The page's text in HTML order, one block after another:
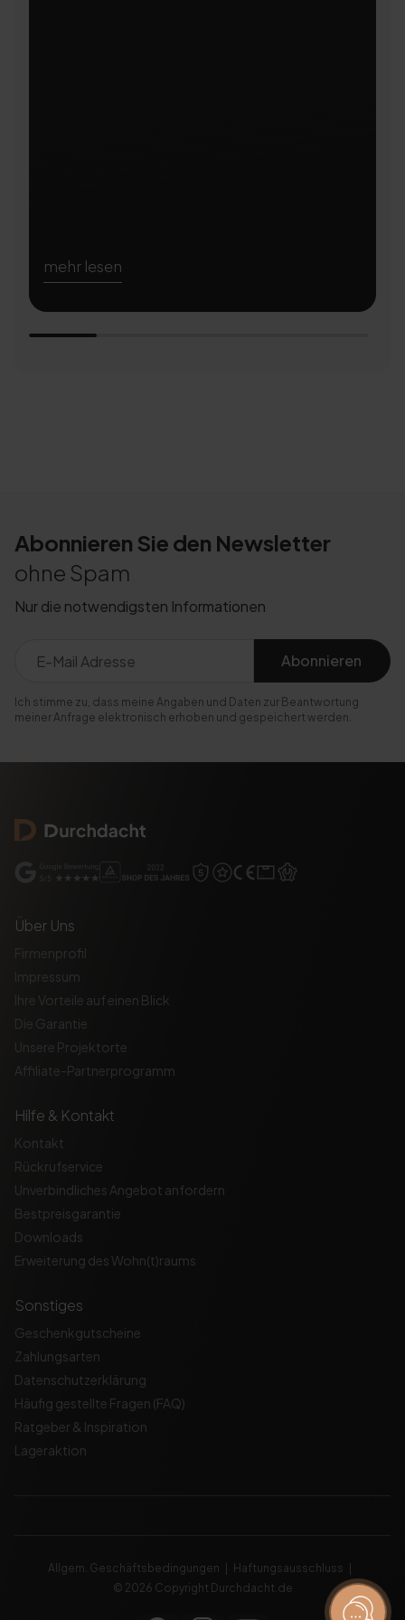
mehr lesen
Abonnieren Sie den Newsletter
ohne Spam
Nur die notwendigsten Informationen
Abonnieren
Ich stimme zu, dass meine Angaben und Daten zur Beantwortung
meiner Anfrage elektronisch erhoben und gespeichert werden.
Über Uns
Firmenprofil
Impressum
Ihre Vorteile auf einen Blick
Die Garantie
Unsere Projektorte
Affiliate-Partnerprogramm
Hilfe & Kontakt
Kontakt
Rückrufservice
Unverbindliches Angebot anfordern
Bestpreisgarantie
Downloads
Erweiterung des Wohn(t)raums
Sonstiges
Geschenkgutscheine
Zahlungsarten
Datenschutzerklärung
Häufig gestellte Fragen (FAQ)
Ratgeber & Inspiration
Lageraktion
Allgem. Geschäftsbedingungen
Haftungsausschluss
© 2026 Copyright Durchdacht.de